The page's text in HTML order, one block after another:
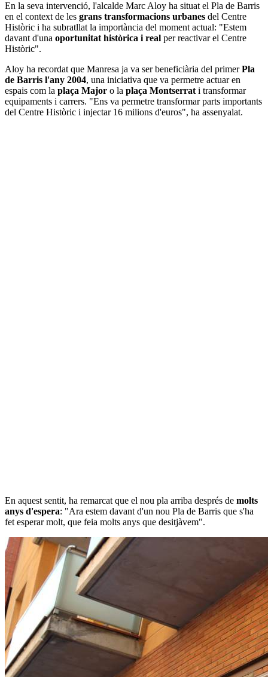
En la seva intervenció, l'alcalde Marc Aloy ha situat el Pla de Barris
en el context de les grans transformacions urbanes del Centre
Històric i ha subratllat la importància del moment actual: "Estem
davant d'una oportunitat històrica i real per reactivar el Centre
Històric".
Aloy ha recordat que Manresa ja va ser beneficiària del primerPla
de Barris l'any 2004, una iniciativa que va permetre actuar en
espais com la plaça Major o la plaça Montserrat i transformar
equipaments i carrers. "Ens va permetre transformar parts importants
del Centre Històric i injectar 16 milions d'euros", ha assenyalat.
En aquest sentit, ha remarcat que el nou pla arriba després de molts
anys d'espera: "Ara estem davant d'un nou Pla de Barris que s'ha
fet esperar molt, que feia molts anys que desitjàvem".